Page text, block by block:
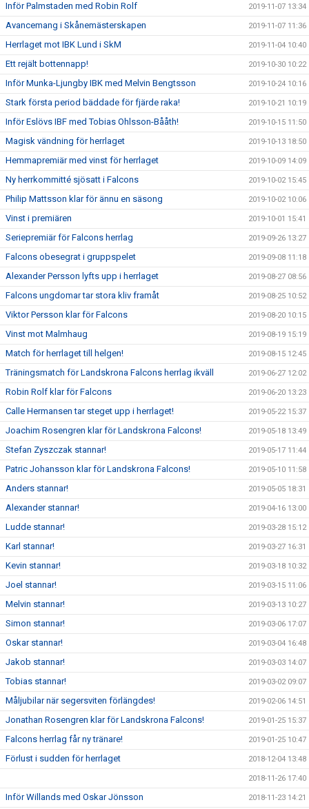
Inför Palmstaden med Robin Rolf 2019-11-07 13:34
Avancemang i Skånemästerskapen 2019-11-07 11:36
Herrlaget mot IBK Lund i SkM 2019-11-04 10:40
Ett rejält bottennapp! 2019-10-30 10:22
Inför Munka-Ljungby IBK med Melvin Bengtsson 2019-10-24 10:16
Stark första period bäddade för fjärde raka! 2019-10-21 10:19
Inför Eslövs IBF med Tobias Ohlsson-Bååth! 2019-10-15 11:50
Magisk vändning för herrlaget 2019-10-13 18:50
Hemmapremiär med vinst för herrlaget 2019-10-09 14:09
Ny herrkommitté sjösatt i Falcons 2019-10-02 15:45
Philip Mattsson klar för ännu en säsong 2019-10-02 10:06
Vinst i premiären 2019-10-01 15:41
Seriepremiär för Falcons herrlag 2019-09-26 13:27
Falcons obesegrat i gruppspelet 2019-09-08 11:18
Alexander Persson lyfts upp i herrlaget 2019-08-27 08:56
Falcons ungdomar tar stora kliv framåt 2019-08-25 10:52
Viktor Persson klar för Falcons 2019-08-20 10:15
Vinst mot Malmhaug 2019-08-19 15:19
Match för herrlaget till helgen! 2019-08-15 12:45
Träningsmatch för Landskrona Falcons herrlag ikväll 2019-06-27 12:02
Robin Rolf klar för Falcons 2019-06-20 13:23
Calle Hermansen tar steget upp i herrlaget! 2019-05-22 15:37
Joachim Rosengren klar för Landskrona Falcons! 2019-05-18 13:49
Stefan Zyszczak stannar! 2019-05-17 11:44
Patric Johansson klar för Landskrona Falcons! 2019-05-10 11:58
Anders stannar! 2019-05-05 18:31
Alexander stannar! 2019-04-16 13:00
Ludde stannar! 2019-03-28 15:12
Karl stannar! 2019-03-27 16:31
Kevin stannar! 2019-03-18 10:32
Joel stannar! 2019-03-15 11:06
Melvin stannar! 2019-03-13 10:27
Simon stannar! 2019-03-06 17:07
Oskar stannar! 2019-03-04 16:48
Jakob stannar! 2019-03-03 14:07
Tobias stannar! 2019-03-02 09:07
Måljubilar när segersviten förlängdes! 2019-02-06 14:51
Jonathan Rosengren klar för Landskrona Falcons! 2019-01-25 15:37
Falcons herrlag får ny tränare! 2019-01-25 10:47
Förlust i sudden för herrlaget 2018-12-04 13:48
2018-11-26 17:40
Inför Willands med Oskar Jönsson 2018-11-23 14:21